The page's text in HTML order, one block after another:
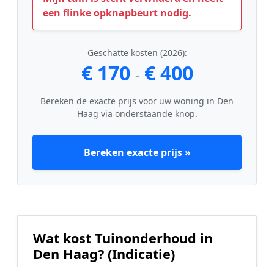
een flinke opknapbeurt nodig.
Geschatte kosten (2026):
€ 170 - € 400
Bereken de exacte prijs voor uw woning in Den
Haag via onderstaande knop.
Bereken exacte prijs »
Wat kost Tuinonderhoud in
Den Haag? (Indicatie)